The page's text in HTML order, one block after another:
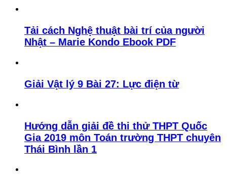
Tải cách Nghệ thuật bài trí của người
Nhật – Marie Kondo Ebook PDF
Giải Vật lý 9 Bài 27: Lực điện từ
Hướng dẫn giải đề thi thử THPT Quốc
Gia 2019 môn Toán trường THPT chuyên
Thái Bình lần 1